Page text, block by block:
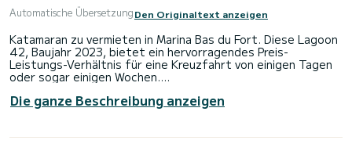
Automatische ÜbersetzungDen Originaltext anzeigen
Katamaran zu vermieten in Marina Bas du Fort. Diese Lagoon
42, Baujahr 2023, bietet ein hervorragendes Preis-
Leistungs-Verhältnis für eine Kreuzfahrt von einigen Tagen
oder sogar einigen Wochen.
Das Boot verfügt über 4 Kabinen mit allem Komfort und
bietet Platz für 10 Passagiere. Mit einer Gesamtlänge von
Sie außergewöhnliche Ferien auf den Gewässern von Marina
Die ganze Beschreibung anzeigen